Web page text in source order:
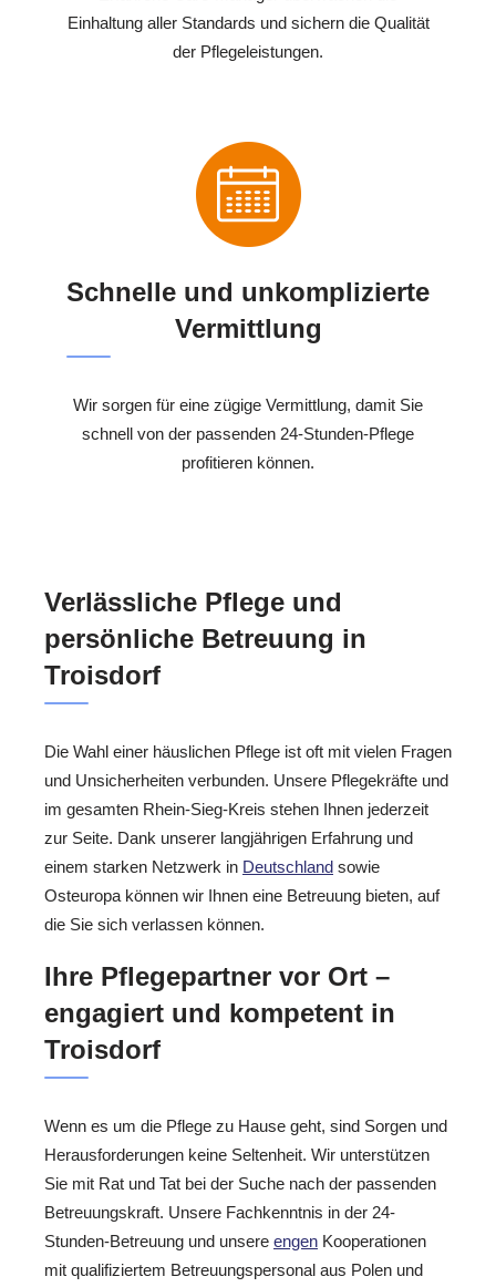
Einhaltung aller Standards und sichern die Qualität
der Pflegeleistungen.
Schnelle und unkomplizierte
Vermittlung
Wir sorgen für eine zügige Vermittlung, damit Sie
schnell von der passenden 24-Stunden-Pflege
profitieren können.
Verlässliche Pflege und
persönliche Betreuung in
Troisdorf
Die Wahl einer häuslichen Pflege ist oft mit vielen Fragen
und Unsicherheiten verbunden. Unsere Pflegekräfte und
im gesamten Rhein-Sieg-Kreis stehen Ihnen jederzeit
zur Seite. Dank unserer langjährigen Erfahrung und
einem starken Netzwerk in Deutschland sowie
Osteuropa können wir Ihnen eine Betreuung bieten, auf
die Sie sich verlassen können.
Ihre Pflegepartner vor Ort –
engagiert und kompetent in
Troisdorf
Wenn es um die Pflege zu Hause geht, sind Sorgen und
Herausforderungen keine Seltenheit. Wir unterstützen
Sie mit Rat und Tat bei der Suche nach der passenden
Betreuungskraft. Unsere Fachkenntnis in der 24-
Stunden-Betreuung und unsere engen Kooperationen
mit qualifiziertem Betreuungspersonal aus Polen und